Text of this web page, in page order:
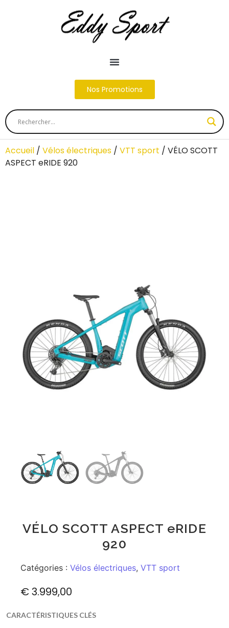
Nos Promotions
Accueil / Vélos électriques / VTT sport / VÉLO SCOTT
ASPECT eRIDE 920
VÉLO SCOTT ASPECT eRIDE
920
Catégories : Vélos électriques, VTT sport
€3.999,00
CARACTÉRISTIQUES CLÉS